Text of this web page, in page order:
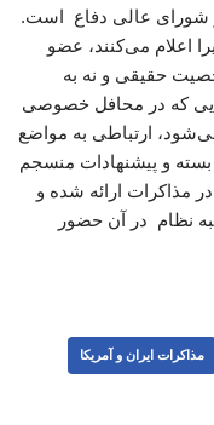
شورای عالی دفاع است.
اعلام می‌کنند، عضو
حقیقی و نه به
که در محافل خصوصی
ارتباطی به مواضع
و پیشنهادات منسجم
ارائه شده و
نظام در آن حضور
مذاکرات ایران و آمریکا